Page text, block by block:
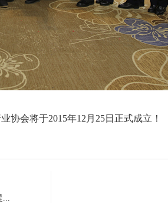
会将于2015年12月25日正式成立！
...